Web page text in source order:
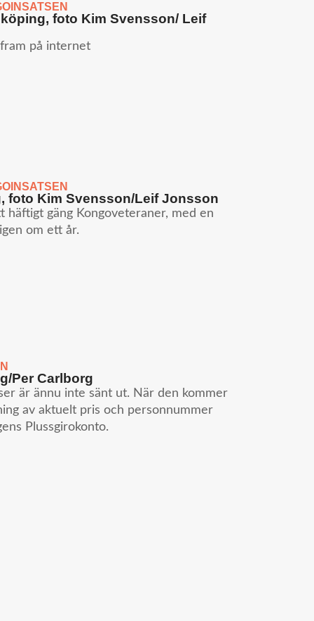
foto Kim Svensson/ Leif
fram på internet
foto Kim Svensson/Leif Jonsson
häftigt gäng Kongoveteraner, med en
om ett år.
Per Carlborg
är ännu inte sänt ut. När den kommer
av aktuelt pris och personnummer
Plussgirokonto.